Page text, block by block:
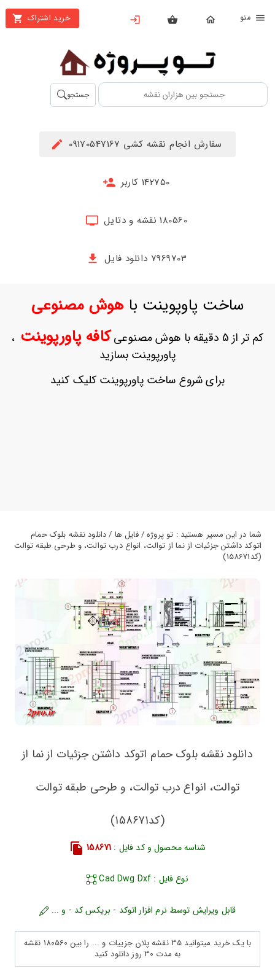
خرید اشتراک
بستن
محصولات
تهیه
اشتراک
حساب
ثبت
بازیابی
جستجو
سفارش انجام نقشه کشی 09170547167
142750 کاربر
180560 نقشه و دتایل
7969703 دانلود فایل
ساخت پاوپوینت باهوش مصنوعی
کم تر از 5 دقیقه با هوش مصنوعی کافه پاورپوینت ،
پاورپوینت بسازید
برای شروع ساخت پاورپوینت کلیک کنید
شما در این مسیر هستید : تو پروژه / فایل ها / دانلود نقشه بلوک حمام
اتوکد داشتن جزئیات از نما از توالت، انواع درب توالت، و طرحی طبقه توالت
(کد158671)
دانلود نقشه بلوک حمام اتوکد داشتن جزئیات از نما از
توالت، انواع درب توالت، و طرحی طبقه توالت
(کد158671)
شناسه محصول و کد فایل : 158671
نوع فایل : Cad Dwg Dxf
قابل ویرایش توسط نرم افزار اتوکد - بریکس کد - و ...
با یک خرید میتوانید 35 نقشه پلان جزییات و ... را بین 180560 نقشه
به مدت 30 روز دانلود کنید